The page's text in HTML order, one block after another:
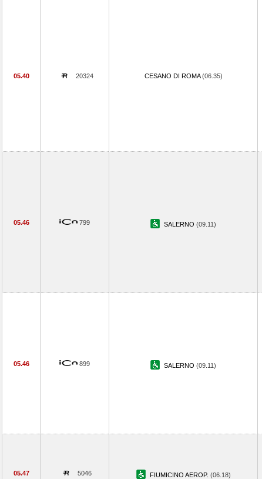
05.40 20324 CESANO DI ROMA(06.35)
05.46 799 SALERNO (09.11)
05.46 899 SALERNO (09.11)
05.47 5046 FIUMICINO AEROP. (06.18)